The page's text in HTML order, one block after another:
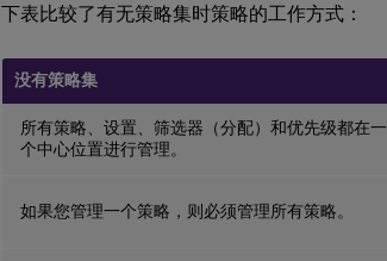
下表比较了有无策略集时策略的工作方式：
没有策略集
所有策略、设置、筛选器（分配）和优先级都在一
个中心位置进行管理。
如果您管理一个策略，则必须管理所有策略。